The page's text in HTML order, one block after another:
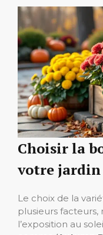
Choisir la
votre jardin
Le choix de la
plusieurs
l’exposition au